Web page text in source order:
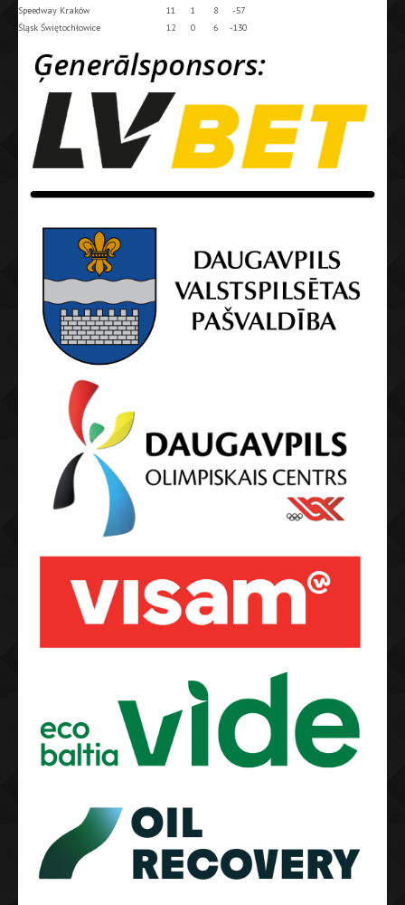
Speedway Kraków
11 1 8
-57
Śląsk Świętochłowice
12 0 6 -130